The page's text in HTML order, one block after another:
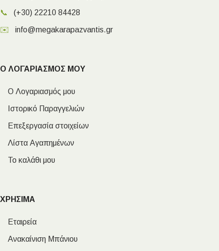
📞 (+30) 22210 84428
✉️ info@megakarapazvantis.gr
Ο ΛΟΓΑΡΙΑΣΜΟΣ ΜΟΥ
Ο Λογαριασμός μου
Ιστορικό Παραγγελιών
Επεξεργασία στοιχείων
Λίστα Αγαπημένων
Το καλάθι μου
ΧΡΗΣΙΜΑ
Εταιρεία
Ανακαίνιση Μπάνιου